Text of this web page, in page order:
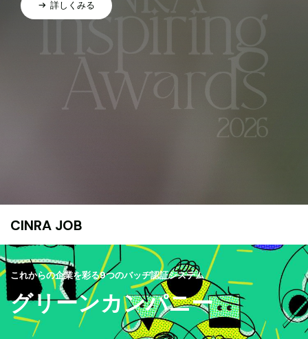
詳しくみる
CINRA JOB
これからの企業を彩る9つのバッヂ認証システム
グリーンカンパニー